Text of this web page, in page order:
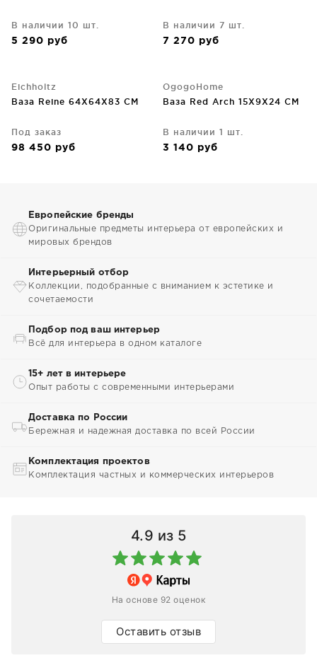
В наличии 10 шт.
5 290 руб
В наличии 7 шт.
7 270 руб
Eichholtz
Ваза Reine 64X64X83 CM
Под заказ
98 450 руб
OgogoHome
Ваза Red Arch 15X9X24 CM
В наличии 1 шт.
3 140 руб
Европейские бренды
Оригинальные предметы интерьера от европейских и
мировых брендов
Интерьерный отбор
Коллекции, подобранные с вниманием к эстетике и
сочетаемости
Подбор под ваш интерьер
Всё для интерьера в одном каталоге
15+ лет в интерьере
Опыт работы с современными интерьерами
Доставка по России
Бережная и надежная доставка по всей России
Комплектация проектов
Комплектация частных и коммерческих интерьеров
4.9 из 5
На основе 92 оценок
Оставить отзыв